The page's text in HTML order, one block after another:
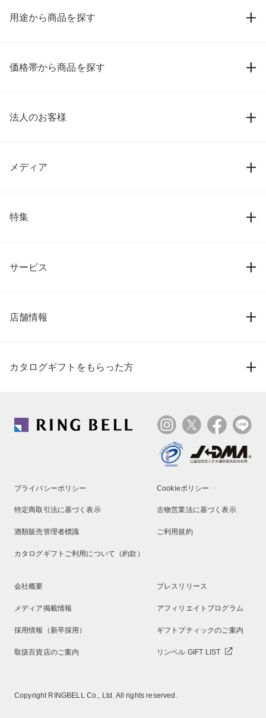
用途から商品を探す
価格帯から商品を探す
法人のお客様
メディア
特集
サービス
店舗情報
カタログギフトをもらった方
プライバシーポリシー Cookieポリシー
特定商取引法に基づく表示 古物営業法に基づく表示
酒類販売管理者標識 ご利用規約
カタログギフトご利用について（約款）
会社概要 プレスリリース
メディア掲載情報 アフィリエイトプログラム
採用情報（新卒採用） ギフトブティックのご案内
取扱百貨店のご案内 リンベル GIFT LIST
Copyright RINGBELL Co., Ltd. All rights reserved.